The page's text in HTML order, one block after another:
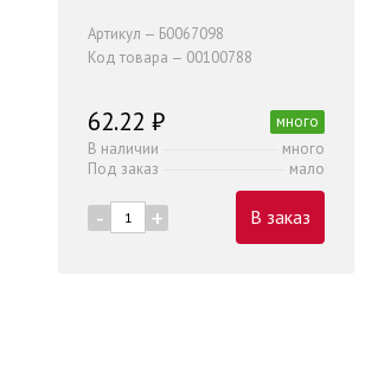
Артикул — Б0067098
Код товара — 00100788
62.22 ₽
много
В наличии
много
Под заказ
мало
- + В заказ